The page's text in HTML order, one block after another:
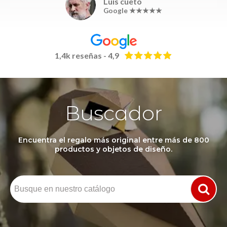
Google ★★★★★
1,4k reseñas - 4,9
Buscador
Encuentra el regalo más original entre más de 800
productos y objetos de diseño.